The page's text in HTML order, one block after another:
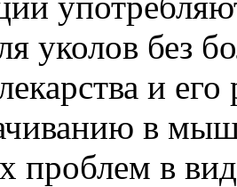
уколов без
и
в
проблем в